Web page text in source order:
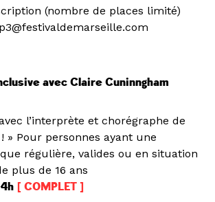
(nombre de places limité)
avec Claire Cuninngham
l’interprète et chorégraphe de
» Pour personnes ayant une
régulière, valides ou en situation
plus de 16 ans
[ COMPLET ]